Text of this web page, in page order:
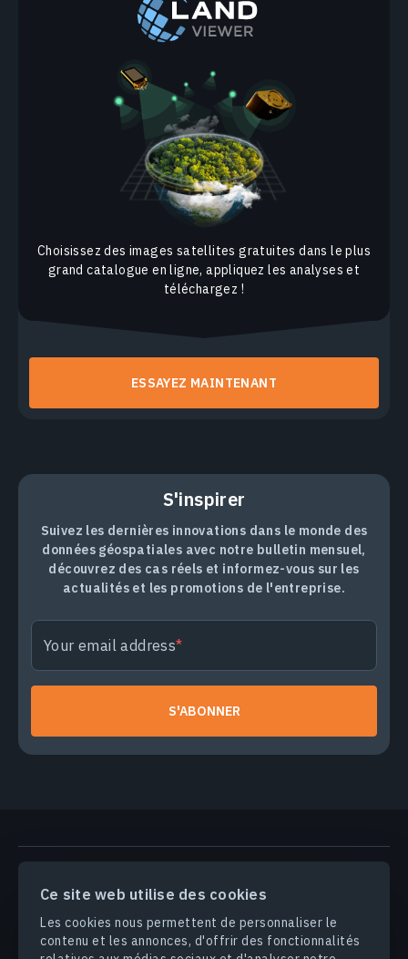
Ce site web utilise des cookies
Les cookies nous permettent de personnaliser le
contenu et les annonces, d'offrir des fonctionnalités
Choisissez des images satellites gratuites dans le plus
grand catalogue en ligne, appliquez les analyses et
téléchargez !
ESSAYEZ MAINTENANT
S'inspirer
Suivez les dernières innovations dans le monde des
données géospatiales avec notre bulletin mensuel,
découvrez des cas réels et informez-vous sur les
actualités et les promotions de l'entreprise.
Your email address
S'ABONNER
INDUSTRIES